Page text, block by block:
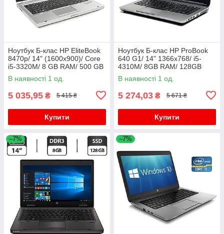
Ноутбук Б-клас HP EliteBook
8470p/ 14" (1600x900)/ Core
i5-3320M/ 8 GB RAM/ 500 GB
HDD/ HD 4000
В наявності 1 од.
5 035,95 ₴ 5 415 ₴
Купити
Ноутбук Б-клас HP ProBook
640 G1/ 14" 1366x768/ i5-
4310M/ 8GB RAM/ 128GB
SSD+750GB HDD/ HD 4600/
АКБ 0%
В наявності 1 од.
5 274,03 ₴ 5 671 ₴
Купити
–7% –7%